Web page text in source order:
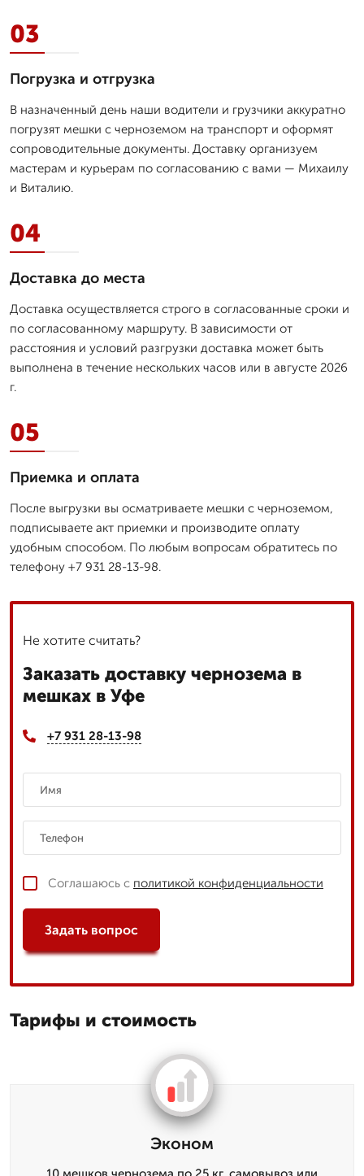
03
Погрузка и отгрузка
В назначенный день наши водители и грузчики аккуратно
погрузят мешки с черноземом на транспорт и оформят
сопроводительные документы. Доставку организуем
мастерам и курьерам по согласованию с вами — Михаилу
и Виталию.
04
Доставка до места
Доставка осуществляется строго в согласованные сроки и
по согласованному маршруту. В зависимости от
расстояния и условий разгрузки доставка может быть
выполнена в течение нескольких часов или в августе 2026
г.
05
Приемка и оплата
После выгрузки вы осматриваете мешки с черноземом,
подписываете акт приемки и производите оплату
удобным способом. По любым вопросам обратитесь по
телефону +7 931 28-13-98.
Не хотите считать?
Заказать доставку чернозема в
мешках в Уфе
+7 931 28-13-98
Соглашаюсь с политикой конфиденциальности
Задать вопрос
Тарифы и стоимость
Эконом